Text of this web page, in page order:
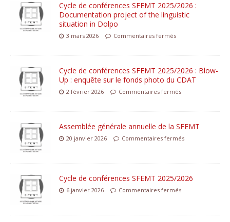
Cycle de conférences SFEMT 2025/2026 :
Documentation project of the linguistic
situation in Dolpo
3 mars 2026 Commentaires fermés
Cycle de conférences SFEMT 2025/2026 : Blow-
Up : enquête sur le fonds photo du CDAT
2 février 2026 Commentaires fermés
Assemblée générale annuelle de la SFEMT
20 janvier 2026 Commentaires fermés
Cycle de conférences SFEMT 2025/2026
6 janvier 2026 Commentaires fermés